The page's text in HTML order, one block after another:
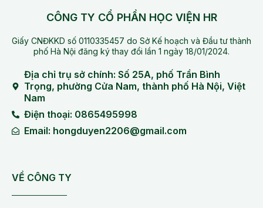
CÔNG TY CỔ PHẦN HỌC VIỆN HR
Giấy CNĐKKD số 0110335457 do Sở Kế hoạch và Đầu tư thành
phố Hà Nội đăng ký thay đổi lần 1 ngày 18/01/2024.
Địa chỉ trụ sở chính: Số 25A, phố Trần Bình
Trọng, phường Cửa Nam, thành phố Hà Nội, Việt
Nam
Điện thoại: 0865495998
Email: hongduyen2206@gmail.com
VỀ CÔNG TY